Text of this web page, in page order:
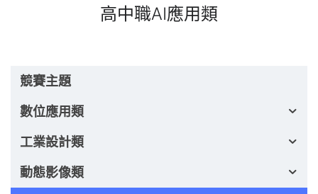
高中職AI應用類
競賽主題
數位應用類
工業設計類
動態影像類